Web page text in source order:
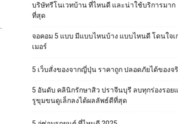
บริษัทรีโนเวทบ้าน ที่ไหนดี และน่าใช้บริการมาก
ที่สุด
จอคอม 5 แบบ มีแบบไหนบ้าง แบบไหนดี โดนใจเ
เมอร์
5 เว็บสั่งของจากญี่ปุ่น ราคาถูก ปลอดภัยได้ของจ
5 อันดับ คลินิกรักษาสิว ปราจีนบุรี ลบทุกร่องรอย
รูขุมขนดูเล็กลงได้ผลลัพธ์ดีที่สุด